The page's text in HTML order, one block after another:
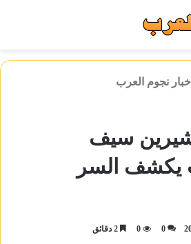
اخبار نجوم العرب
شيرين سيف
يكشف السر
0
0